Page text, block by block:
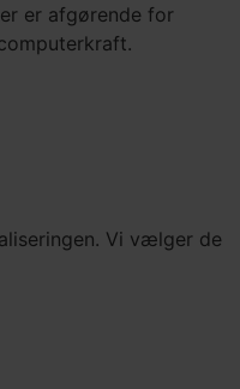
er afgørende for
Vi vælger de